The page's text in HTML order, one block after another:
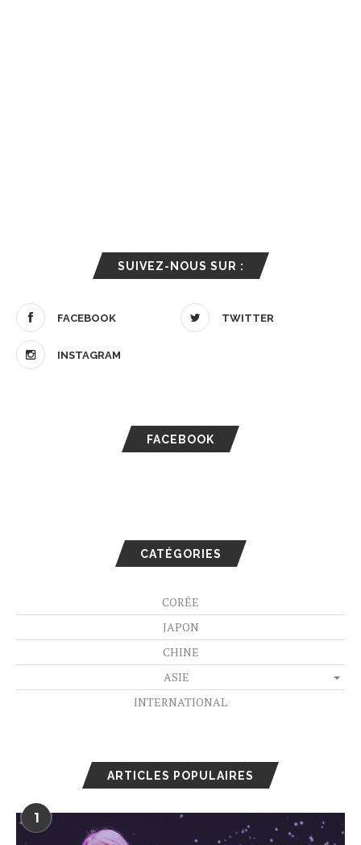
SUIVEZ-NOUS SUR :
FACEBOOK TWITTER
INSTAGRAM
FACEBOOK
CATÉGORIES
CORÉE
JAPON
CHINE
ASIE
INTERNATIONAL
ARTICLES POPULAIRES
1